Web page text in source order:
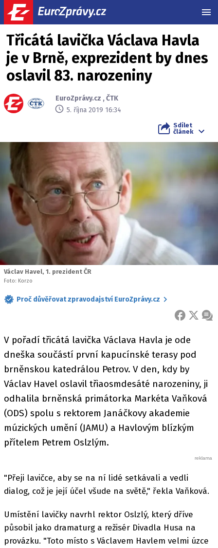
Třicátá lavička Václava Havla
je v Brně, exprezident by dnes
oslavil 83. narozeniny
EuroZprávy.cz ,ČTK
5. října 2019 16:34
Sdílet
článek
Václav Havel, 1. prezident ČR
Foto: Korzo
Proč důvěřovat zpravodajství EuroZprávy.cz
FACEBOOK
X
V pořadí třicátá lavička Václava Havla je ode
dneška součástí první kapucínské terasy pod
brněnskou katedrálou Petrov. V den, kdy by
Václav Havel oslavil třiaosmdesáté narozeniny, ji
odhalila brněnská primátorka Markéta Vaňková
(ODS) spolu s rektorem Janáčkovy akademie
múzických umění (JAMU) a Havlovým blízkým
přítelem Petrem Oslzlým.
"Přeji lavičce, aby se na ní lidé setkávali a vedli
dialog, což je její účel všude na světě," řekla Vaňková.
Umístění lavičky navrhl rektor Oslzlý, který dříve
působil jako dramaturg a režisér Divadla Husa na
provázku. "Toto místo s Václavem Havlem velmi úzce